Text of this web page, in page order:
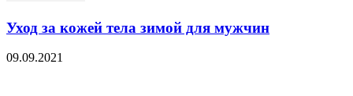
Уход за кожей тела зимой для мужчин
09.09.2021